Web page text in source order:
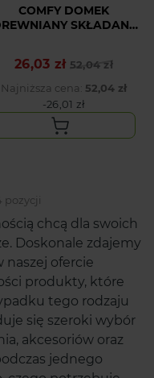
COMFY DOMEK
SKŁADANY
Cena podstawowa
52,04 zł
Cena
26,03 zł
Najniższa cena: 52,04 zł
-26,01 zł
pozycji
chcą dla swoich
Doskonale zdajemy
naszej ofercie
produkty, które
tego rodzaju
się szeroki wybór
akcesoriów oraz
jednego